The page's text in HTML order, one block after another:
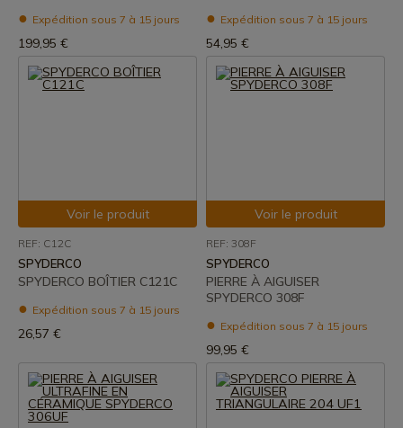
Expédition sous 7 à 15 jours
199,95 €
Expédition sous 7 à 15 jours
54,95 €
Voir le produit
REF: C12C
SPYDERCO
SPYDERCO BOÎTIER C121C
Expédition sous 7 à 15 jours
26,57 €
Voir le produit
REF: 308F
SPYDERCO
PIERRE À AIGUISER
SPYDERCO 308F
Expédition sous 7 à 15 jours
99,95 €